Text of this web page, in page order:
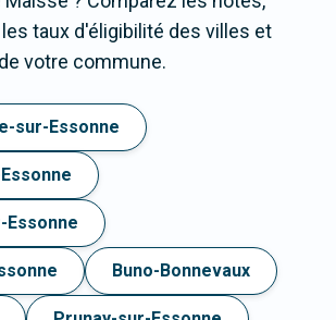
taux d'éligibilité des villes et
votre commune.
sur-Essonne
Essonne
Buno-Bonnevaux